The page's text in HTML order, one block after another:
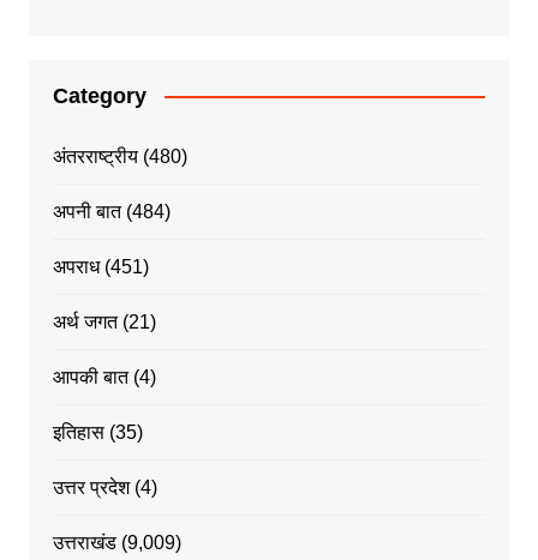
Category
अंतरराष्ट्रीय(480)
अपनी बात(484)
अपराध(451)
अर्थ जगत(21)
आपकी बात(4)
इतिहास(35)
उत्तर प्रदेश(4)
उत्तराखंड(9,009)